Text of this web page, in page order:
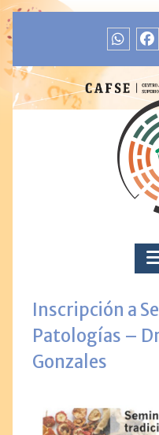
Inscripción a
Patologías –
Gonzales